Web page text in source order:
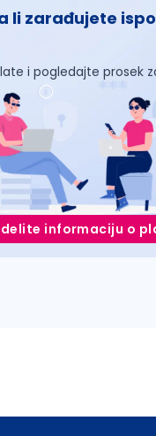
li zarađujete
i pogledajte prosek
informaciju o